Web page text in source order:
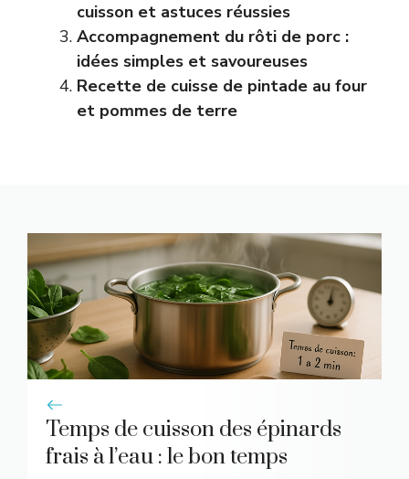
cuisson et astuces réussies
Accompagnement du rôti de porc :
idées simples et savoureuses
Recette de cuisse de pintade au four
et pommes de terre
Temps de cuisson des épinards
frais à l’eau : le bon temps